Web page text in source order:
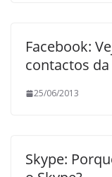
Facebook:
contactos
25/06/2013
Skype: